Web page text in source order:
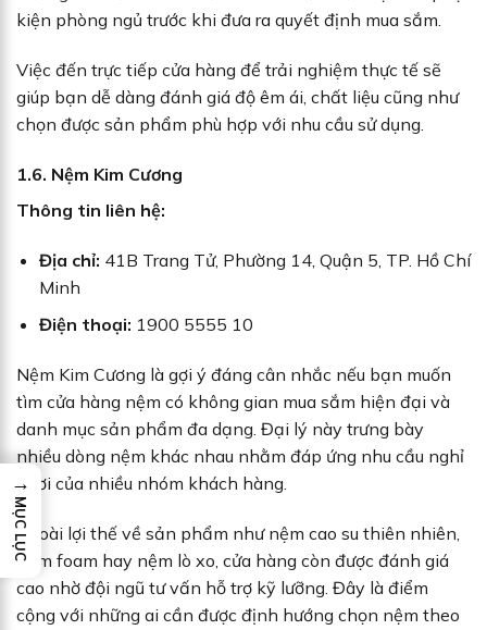
kiện phòng ngủ trước khi đưa ra quyết định mua sắm.
Việc đến trực tiếp cửa hàng để trải nghiệm thực tế sẽ
giúp bạn dễ dàng đánh giá độ êm ái, chất liệu cũng như
chọn được sản phẩm phù hợp với nhu cầu sử dụng.
1.6. Nệm Kim Cương
Thông tin liên hệ:
Địa chỉ: 41B Trang Tử, Phường 14, Quận 5, TP. Hồ Chí
Minh
Điện thoại: 1900 5555 10
Nệm Kim Cương là gợi ý đáng cân nhắc nếu bạn muốn
tìm cửa hàng nệm có không gian mua sắm hiện đại và
danh mục sản phẩm đa dạng. Đại lý này trưng bày
nhiều dòng nệm khác nhau nhằm đáp ứng nhu cầu nghỉ
ngơi của nhiều nhóm khách hàng.
Ngoài lợi thế về sản phẩm như nệm cao su thiên nhiên,
nệm foam hay nệm lò xo, cửa hàng còn được đánh giá
cao nhờ đội ngũ tư vấn hỗ trợ kỹ lưỡng. Đây là điểm
cộng với những ai cần được định hướng chọn nệm theo
→
MỤC LỤC